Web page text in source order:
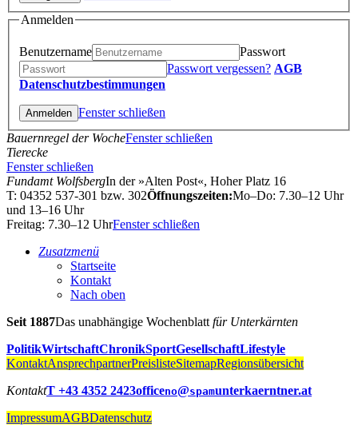
Anmelden
Benutzername
Passwort
Passwort vergessen? AGB
Datenschutzbestimmungen
Fenster schließen
Bauernregel der WocheFenster schließen
Tierecke
Fenster schließen
Fundamt WolfsbergIn der »Alten Post«, Hoher Platz 16
T: 04352 537-301 bzw. 302Öffnungszeiten:Mo–Do: 7.30–12 Uhr
und 13–16 Uhr
Freitag: 7.30–12 UhrFenster schließen
Zusatzmenü
Startseite
Kontakt
Nach oben
Seit 1887Das unabhängige Wochenblatt für Unterkärnten
PolitikWirtschaftChronikSportGesellschaftLifestyle
KontaktAnsprechpartnerPreislisteSitemapRegionsübersicht
KontaktT +43 4352 2423officeno@spamunterkaerntner.at
ImpressumAGBDatenschutz